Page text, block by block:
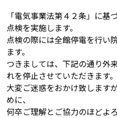
「電気事業法第４２条」に
点検を実施します。
点検の際には全館停電を行い
ます。
つきましては、下記の通り外
れを停止させていただきます。
大変ご迷惑をおかけ致します
めに、
何卒ご理解とご協力のほどよ